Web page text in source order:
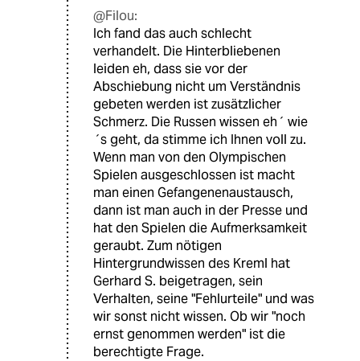
@Filou:
Ich fand das auch schlecht
verhandelt. Die Hinterbliebenen
leiden eh, dass sie vor der
Abschiebung nicht um Verständnis
gebeten werden ist zusätzlicher
Schmerz. Die Russen wissen eh´ wie
´s geht, da stimme ich Ihnen voll zu.
Wenn man von den Olympischen
Spielen ausgeschlossen ist macht
man einen Gefangenenaustausch,
dann ist man auch in der Presse und
hat den Spielen die Aufmerksamkeit
geraubt. Zum nötigen
Hintergrundwissen des Kreml hat
Gerhard S. beigetragen, sein
Verhalten, seine "Fehlurteile" und was
wir sonst nicht wissen. Ob wir "noch
ernst genommen werden" ist die
berechtigte Frage.